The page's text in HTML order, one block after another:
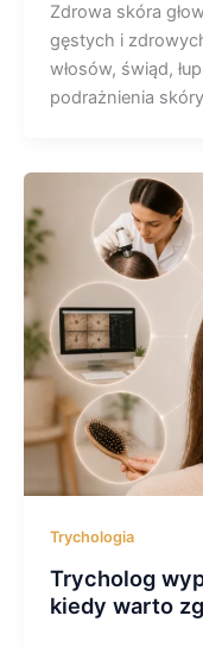
Zdrowa skóra
gęstych i
włosów, świąd,
podrażnienia
Trychologia
Trycholog
kiedy warto